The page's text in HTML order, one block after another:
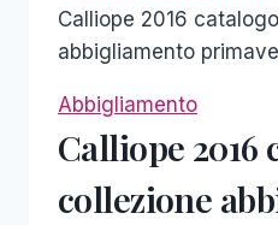
Calliope 2016
abbigliamento
Abbigliamento
Calliope 2016
collezione